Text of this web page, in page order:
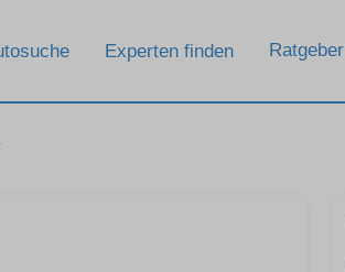
Experten finden Ratgeber